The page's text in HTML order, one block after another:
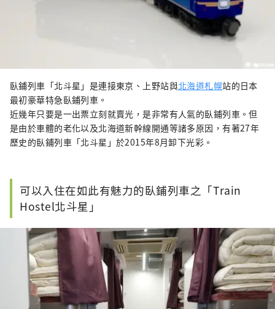
臥鋪列車「北斗星」是連接東京、上野站與北海道札幌站的日本
最初豪華特急臥鋪列車。
近幾年只要是一出票立刻就賣光，是非常有人氣的臥鋪列車。但
是由於車體的老化以及北海道新幹線開通等諸多原因，有著27年
歷史的臥鋪列車「北斗星」於2015年8月卸下光彩。
可以入住在如此有魅力的臥鋪列車之「Train
Hostel北斗星」